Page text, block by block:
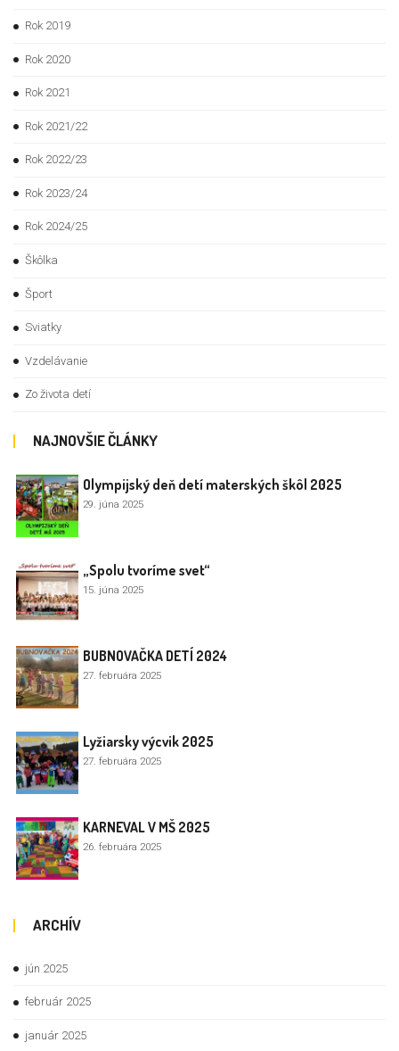
Rok 2019
Rok 2020
Rok 2021
Rok 2021/22
Rok 2022/23
Rok 2023/24
Rok 2024/25
Škôlka
Šport
Sviatky
Vzdelávanie
Zo života detí
NAJNOVŠIE ČLÁNKY
Olympijský deň detí materských škôl 2025
29. júna 2025
„Spolu tvoríme svet“
15. júna 2025
BUBNOVAČKA DETÍ 2024
27. februára 2025
Lyžiarsky výcvik 2025
27. februára 2025
KARNEVAL V MŠ 2025
26. februára 2025
ARCHÍV
jún 2025
február 2025
január 2025